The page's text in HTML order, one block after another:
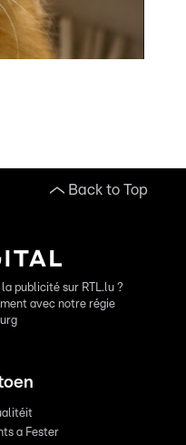
Back to Top
publicité sur RTL.lu ?
avec notre régie
a Fester